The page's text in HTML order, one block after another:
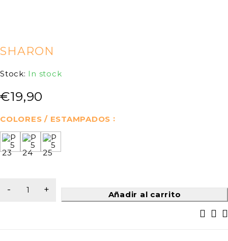
SHARON
Stock: In stock
€19,90
COLORES / ESTAMPADOS
Añadir al carrito